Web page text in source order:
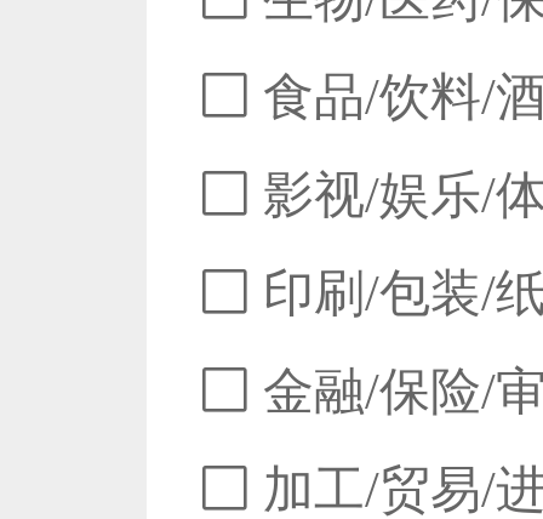
食品/饮料/
影视/娱乐/
印刷/包装/
金融/保险/
加工/贸易/